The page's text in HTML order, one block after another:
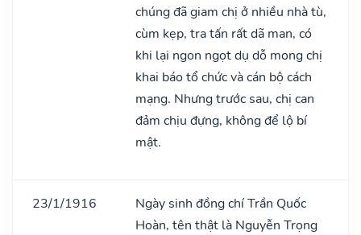
chúng đã giam chị ở nhiều nhà tù,
cùm kẹp, tra tấn rất dã man, có
khi lại ngon ngọt dụ dỗ mong chị
khai báo tổ chức và cán bộ cách
mạng. Nhưng trước sau, chị can
đảm chịu đựng, không để lộ bí
mật.
23/1/1916
Ngày sinh đồng chí Trần Quốc
Hoàn, tên thật là Nguyễn Trọng